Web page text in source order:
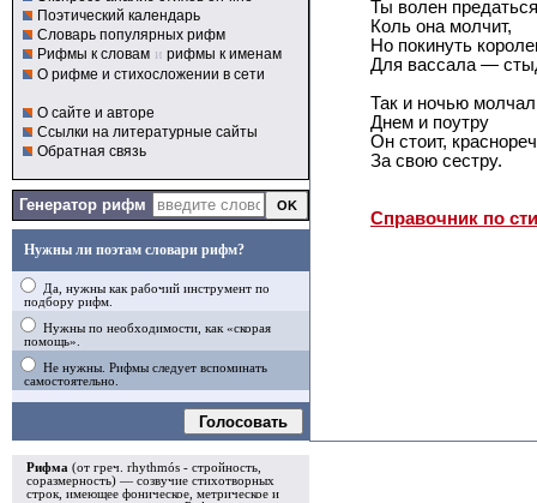
Поэтический календарь
Словарь популярных рифм
Рифмы к словам и рифмы к именам
О рифме и стихосложении в сети
О сайте и авторе
Ссылки на литературные сайты
Обратная связь
Генератор рифм
Нужны ли поэтам словари рифм?
Да, нужны как рабочий инструмент по
подбору рифм.
Нужны по необходимости, как «скорая
помощь».
Не нужны. Рифмы следует вспоминать
самостоятельно.
Голосовать
Рифма (от греч. rhythmós - стройность,
соразмерность) — созвучие стихотворных
строк, имеющее фоническое, метрическое и
Ты волен
Коль она молчит,
Но покинуть
Для вассала —
Так и ночью
Днем и поутру
Он стоит,
За свою сестру.
Справочник по